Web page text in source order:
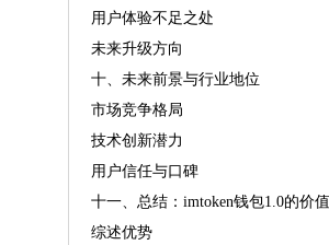
用户体验不足之处
未来升级方向
十、未来前景与行业地位
市场竞争格局
技术创新潜力
用户信任与口碑
十一、总结：imtoken钱包1.0的价
综述优势